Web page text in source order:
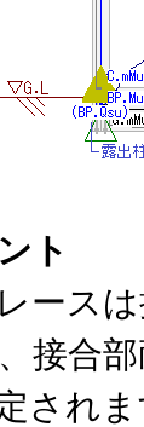
ト
ースは
接合
れま